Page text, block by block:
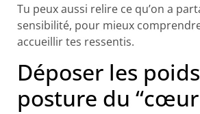
Tu peux aussi relire ce qu’on a
sensibilité, pour mieux
accueillir tes ressentis.
Déposer les
posture du